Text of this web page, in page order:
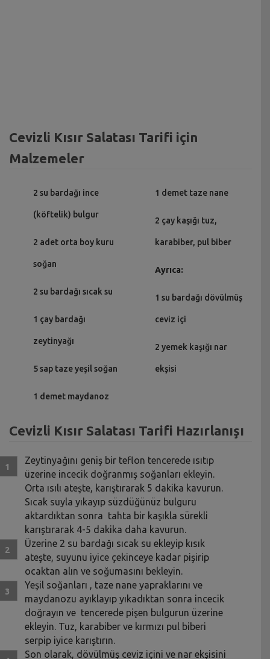
Cevizli Kısır Salatası Tarifi için
Malzemeler
2 su bardağı ince
(köftelik) bulgur
2 adet orta boy kuru
soğan
2 su bardağı sıcak su
1 çay bardağı
zeytinyağı
5 sap taze yeşil soğan
1 demet maydanoz
1 demet taze nane
2 çay kaşığı tuz,
karabiber, pul biber
Ayrıca:
1 su bardağı dövülmüş
ceviz içi
2 yemek kaşığı nar
ekşisi
Cevizli Kısır Salatası Tarifi Hazırlanışı
Zeytinyağını geniş bir teflon tencerede ısıtıp
üzerine incecik doğranmış soğanları ekleyin.
Orta ısılı ateşte, karıştırarak 5 dakika kavurun.
Sıcak suyla yıkayıp süzdüğünüz bulguru
aktardıktan sonra tahta bir kaşıkla sürekli
karıştırarak 4-5 dakika daha kavurun.
Üzerine 2 su bardağı sıcak su ekleyip kısık
ateşte, suyunu iyice çekinceye kadar pişirip
ocaktan alın ve soğumasını bekleyin.
Yeşil soğanları , taze nane yapraklarını ve
maydanozu ayıklayıp yıkadıktan sonra incecik
doğrayın ve tencerede pişen bulgurun üzerine
ekleyin. Tuz, karabiber ve kırmızı pul biberi
serpip iyice karıştırın.
Son olarak, dövülmüş ceviz içini ve nar ekşisini